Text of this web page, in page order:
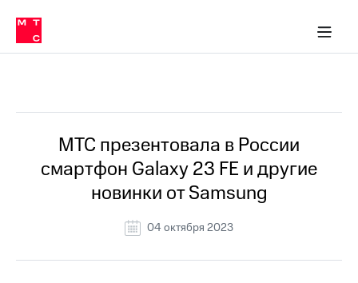
Медиа-центр
и акционерам
Устойчивое развитие
Комплаенс и деловая этика
компании
Карьера
История
компании
Руководство
информация
в МТС
Пресс-
релизы
МТС
о технологиях
МТС презентовала в России
смартфон Galaxy 23 FE и другие
новинки от Samsung
04 октября 2023